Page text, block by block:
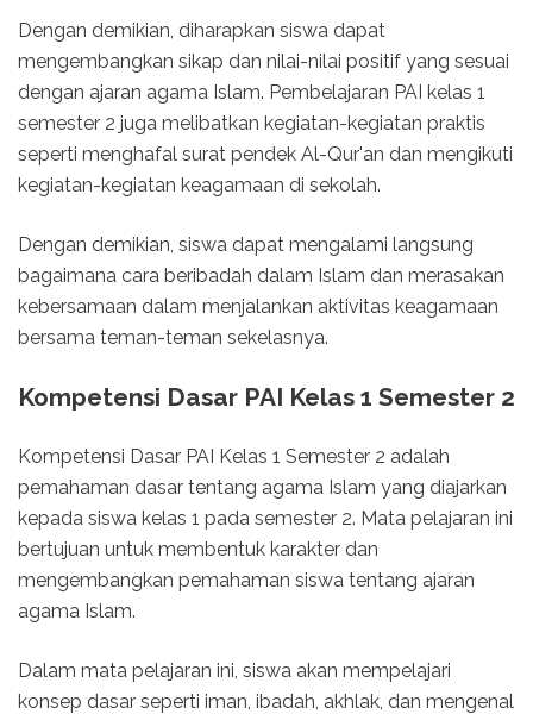
Dengan demikian, diharapkan siswa dapat
mengembangkan sikap dan nilai-nilai positif yang sesuai
dengan ajaran agama Islam. Pembelajaran PAI kelas 1
semester 2 juga melibatkan kegiatan-kegiatan praktis
seperti menghafal surat pendek Al-Qur'an dan mengikuti
kegiatan-kegiatan keagamaan di sekolah.
Dengan demikian, siswa dapat mengalami langsung
bagaimana cara beribadah dalam Islam dan merasakan
kebersamaan dalam menjalankan aktivitas keagamaan
bersama teman-teman sekelasnya.
Kompetensi Dasar PAI Kelas 1 Semester 2
Kompetensi Dasar PAI Kelas 1 Semester 2 adalah
pemahaman dasar tentang agama Islam yang diajarkan
kepada siswa kelas 1 pada semester 2. Mata pelajaran ini
bertujuan untuk membentuk karakter dan
mengembangkan pemahaman siswa tentang ajaran
agama Islam.
Dalam mata pelajaran ini, siswa akan mempelajari
konsep dasar seperti iman, ibadah, akhlak, dan mengenal